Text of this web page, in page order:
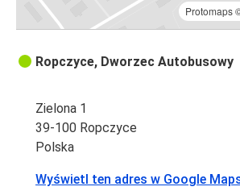
Protomaps
Ropczyce, Dworzec Autobusowy
Zielona 1
39-100 Ropczyce
Polska
Wyświetl ten adres w Google